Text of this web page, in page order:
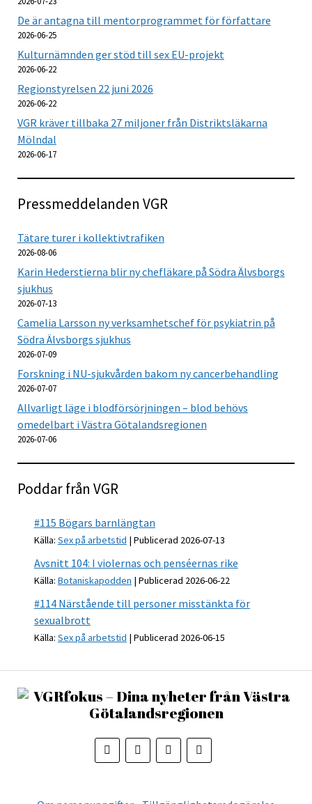
De är antagna till mentorprogrammet för författare
2026-06-25
Kulturnämnden ger stöd till sex EU-projekt
2026-06-22
Regionstyrelsen 22 juni 2026
2026-06-22
VGR kräver tillbaka 27 miljoner från Distriktsläkarna
Mölndal
2026-06-17
Pressmeddelanden VGR
Tätare turer i kollektivtrafiken
2026-08-06
Karin Hederstierna blir ny chefläkare på Södra Älvsborgs
sjukhus
2026-07-13
Camelia Larsson ny verksamhetschef för psykiatrin på
Södra Älvsborgs sjukhus
2026-07-09
Forskning i NU-sjukvården bakom ny cancerbehandling
2026-07-07
Allvarligt läge i blodförsörjningen – blod behövs
omedelbart i Västra Götalandsregionen
2026-07-06
Poddar från VGR
#115 Bögars barnlängtan
Källa: Sex på arbetstid Publicerad 2026-07-13
Avsnitt 104: I violernas och penséernas rike
Källa: Botaniskapodden Publicerad 2026-06-22
#114 Närstående till personer misstänkta för
sexualbrott
Källa: Sex på arbetstid Publicerad 2026-06-15